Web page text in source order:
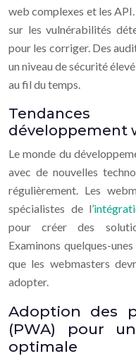
web complexes et les
sur les vulnérabilités
pour les corriger. Des
un niveau de sécurité
au fil du temps.
développement
Le monde du
avec de nouvelles
régulièrement. Les
spécialistes de l’
pour créer des
Examinons quelques-
que les webmasters
adopter.
Adoption des
(PWA) pour
optimale